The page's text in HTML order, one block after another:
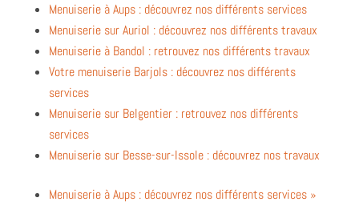
Menuiserie à Aups : découvrez nos différents services
Menuiserie sur Auriol : découvrez nos différents travaux
Menuiserie à Bandol : retrouvez nos différents travaux
Votre menuiserie Barjols : découvrez nos différents
services
Menuiserie sur Belgentier : retrouvez nos différents
services
Menuiserie sur Besse-sur-Issole : découvrez nos travaux
Menuiserie à Aups : découvrez nos différents services »